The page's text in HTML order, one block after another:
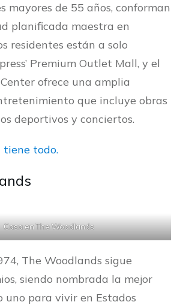
mayores de 55 años, conforman
planificada maestra en
residentes están a solo
Premium Outlet Mall, y el
ofrece una amplia
que incluye obras
deportivos y conciertos.
tiene todo.
Casa en The Woodlands
The Woodlands sigue
siendo nombrada la mejor
uno para vivir en Estados